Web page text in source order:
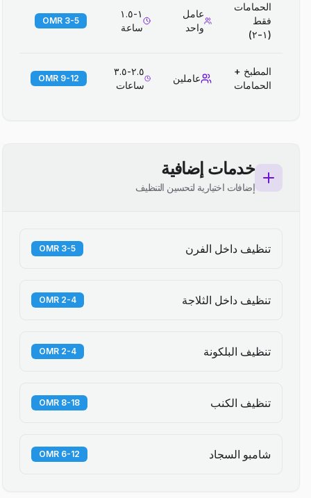
الحمامات
فقط
(١-٢)
عامل
واحد
١-١.٥
ساعة
3-5 OMR
المطبخ +
الحمامات
عاملين
٢.٥-٣.٥
ساعات
9-12 OMR
خدمات إضافية
إضافات اختيارية لتحسين التنظيف
تنظيف داخل الفرن 3-5 OMR
تنظيف داخل الثلاجة 2-4 OMR
تنظيف البلكونة 2-4 OMR
تنظيف الكنب 8-18 OMR
شامبو السجاد 6-12 OMR